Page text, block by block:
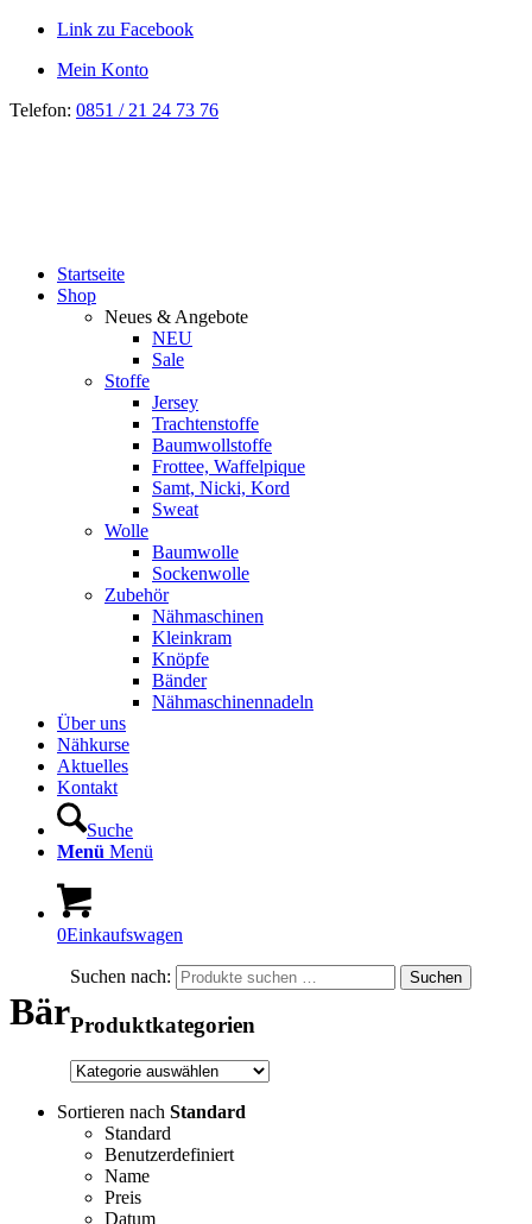
Link zu Facebook
Mein Konto
Telefon: 0851 / 21 24 73 76
Startseite
Shop
Neues & Angebote
NEU
Sale
Stoffe
Jersey
Trachtenstoffe
Baumwollstoffe
Frottee, Waffelpique
Samt, Nicki, Kord
Sweat
Wolle
Baumwolle
Sockenwolle
Zubehör
Nähmaschinen
Kleinkram
Knöpfe
Bänder
Nähmaschinennadeln
Über uns
Nähkurse
Aktuelles
Kontakt
Suche
Menü Menü
0Einkaufswagen
Bär
Sortieren nach Standard
Standard
Benutzerdefiniert
Name
Preis
Datum
Suchen nach: Suchen
Produktkategorien